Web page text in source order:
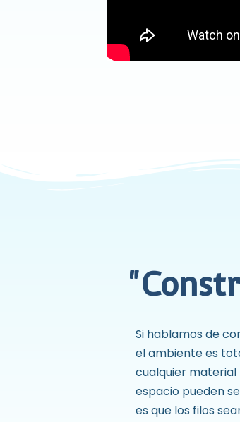
Si hablamos de
el ambiente es
cualquier material
espacio pueden
es que los filos